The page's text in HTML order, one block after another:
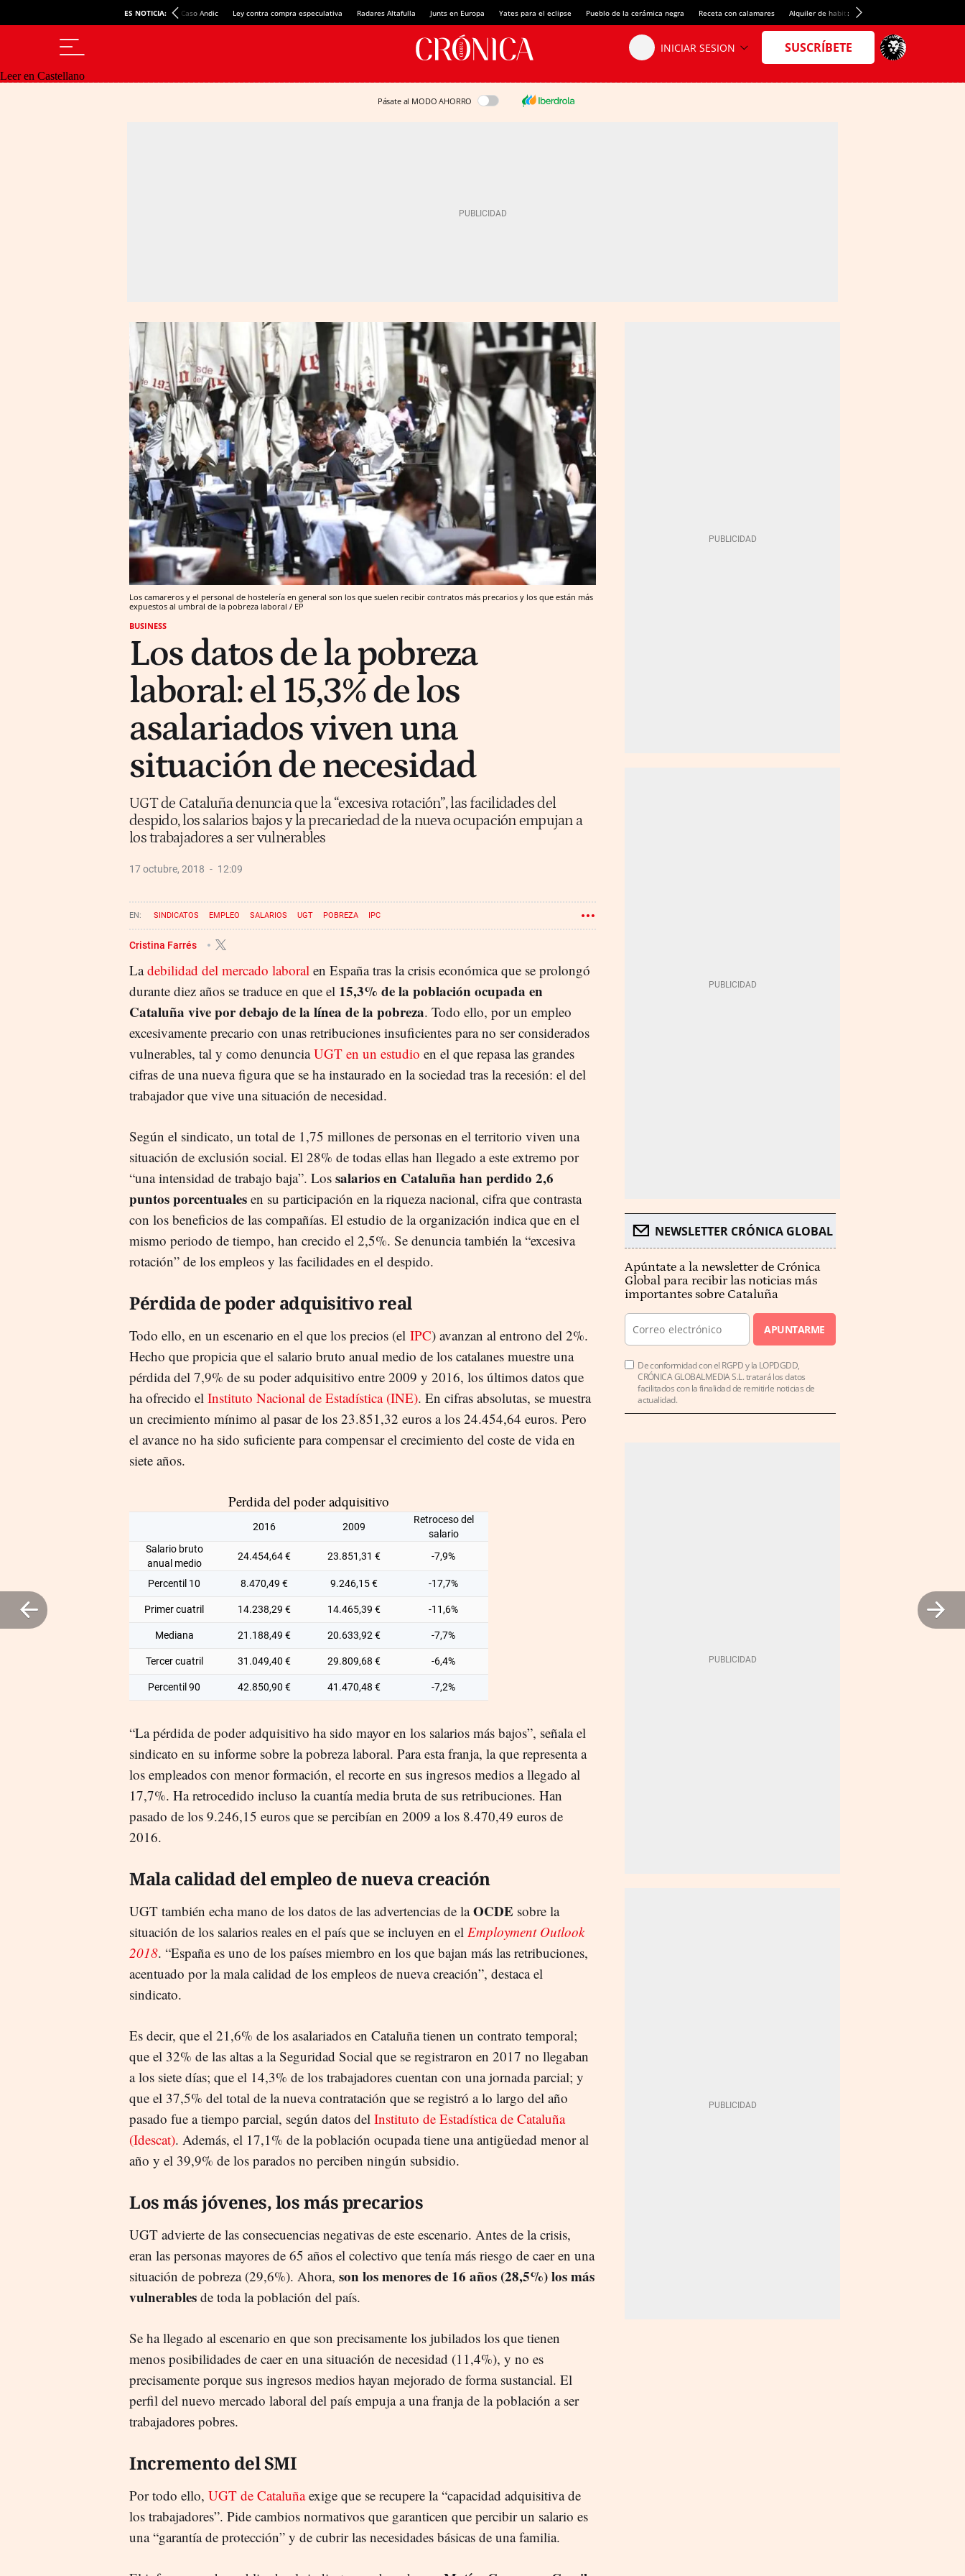
ES NOTICIA: Caso Andic Ley contra compra especulativa Radares Altafulla Junts en Europa Yates para el eclipse Pueblo de la cerámica negra Receta con calamares Alquiler de habitaciones en España
Leer en Castellano
Pásate al MODO AHORRO
Los camareros y el personal de hostelería en general son los que suelen recibir contratos más precarios y los que están más
expuestos al umbral de la pobreza laboral / EP
BUSINESS
Los datos de la pobreza
laboral: el 15,3% de los
asalariados viven una
situación de necesidad
UGT de Cataluña denuncia que la “excesiva rotación”, las facilidades del
despido, los salarios bajos y la precariedad de la nueva ocupación empujan a
los trabajadores a ser vulnerables
17 octubre, 2018 12:09
SINDICATOS EMPLEO SALARIOS UGT POBREZA IPC
Cristina Farrés
Ladebilidad del mercado laboral en España tras la crisis económica que se prolongó
durante diez años se traduce en que el 15,3% de la población ocupada en
Cataluña vive por debajo de la línea de la pobreza. Todo ello, por un empleo
excesivamente precario con unas retribuciones insuficientes para no ser considerados
vulnerables, tal y como denunciaUGT en un estudio en el que repasa las grandes
cifras de una nueva figura que se ha instaurado en la sociedad tras la recesión: el del
trabajador que vive una situación de necesidad.
Según el sindicato, un total de 1,75 millones de personas en el territorio viven una
situación de exclusión social. El 28% de todas ellas han llegado a este extremo por
“una intensidad de trabajo baja”. Los salarios en Cataluña han perdido 2,6
puntos porcentuales en su participación en la riqueza nacional, cifra que contrasta
con los beneficios de las compañías. El estudio de la organización indica que en el
mismo periodo de tiempo, han crecido el 2,5%. Se denuncia también la “excesiva
rotación” de los empleos y las facilidades en el despido.
Pérdida de poder adquisitivo real
Todo ello, en un escenario en el que los precios (el IPC) avanzan al entrono del 2%.
Hecho que propicia que el salario bruto anual medio de los catalanes muestre una
pérdida del 7,9% de su poder adquisitivo entre 2009 y 2016, los últimos datos que
ha ofrecido el Instituto Nacional de Estadística (INE). En cifras absolutas, se muestra
un crecimiento mínimo al pasar de los 23.851,32 euros a los 24.454,64 euros. Pero
el avance no ha sido suficiente para compensar el crecimiento del coste de vida en
siete años.
Perdida del poder adquisitivo
2016 2009
Retroceso del
salario
Salario bruto
anual medio
24.454,64 € 23.851,31 € -7,9%
Percentil 10 8.470,49 € 9.246,15 € -17,7%
Primer cuatril 14.238,29 € 14.465,39 € -11,6%
Mediana 21.188,49 € 20.633,92 € -7,7%
Tercer cuatril 31.049,40 € 29.809,68 € -6,4%
Percentil 90 42.850,90 € 41.470,48 € -7,2%
“La pérdida de poder adquisitivo ha sido mayor en los salarios más bajos”, señala el
sindicato en su informe sobre la pobreza laboral. Para esta franja, la que representa a
los empleados con menor formación, el recorte en sus ingresos medios a llegado al
17,7%. Ha retrocedido incluso la cuantía media bruta de sus retribuciones. Han
pasado de los 9.246,15 euros que se percibían en 2009 a los 8.470,49 euros de
2016.
Mala calidad del empleo de nueva creación
UGT también echa mano de los datos de las advertencias de laOCDE sobre la
situación de los salarios reales en el país que se incluyen en el Employment Outlook
2018. “España es uno de los países miembro en los que bajan más las retribuciones,
acentuado por la mala calidad de los empleos de nueva creación”, destaca el
sindicato.
Es decir, que el 21,6% de los asalariados en Cataluña tienen un contrato temporal;
que el 32% de las altas a la Seguridad Social que se registraron en 2017 no llegaban
a los siete días; que el 14,3% de los trabajadores cuentan con una jornada parcial; y
que el 37,5% del total de la nueva contratación que se registró a lo largo del año
pasado fue a tiempo parcial, según datos del Instituto de Estadística de Cataluña
(Idescat). Además, el 17,1% de la población ocupada tiene una antigüedad menor al
año y el 39,9% de los parados no perciben ningún subsidio.
Los más jóvenes, los más precarios
UGT advierte de las consecuencias negativas de este escenario. Antes de la crisis,
eran las personas mayores de 65 años el colectivo que tenía más riesgo de caer en una
situación de pobreza (29,6%). Ahora, son los menores de 16 años (28,5%) los más
vulnerables de toda la población del país.
Se ha llegado al escenario en que son precisamente los jubilados los que tienen
menos posibilidades de caer en una situación de necesidad (11,4%), y no es
precisamente porque sus ingresos medios hayan mejorado de forma sustancial. El
perfil del nuevo mercado laboral del país empuja a una franja de la población a ser
trabajadores pobres.
Incremento del SMI
Por todo ello, UGT de Cataluñaexige que se recupere la “capacidad adquisitiva de
los trabajadores”. Pide cambios normativos que garanticen que percibir un salario es
una “garantía de protección” y de cubrir las necesidades básicas de una familia.
NEWSLETTER CRÓNICA GLOBAL
Apúntate a la newsletter de Crónica
Global para recibir las noticias más
importantes sobre Cataluña
APUNTARME
De conformidad con el RGPD y la LOPDGDD,
CRÓNICA GLOBALMEDIA S.L. tratará los datos
facilitados con la finalidad de remitirle noticias de
actualidad.